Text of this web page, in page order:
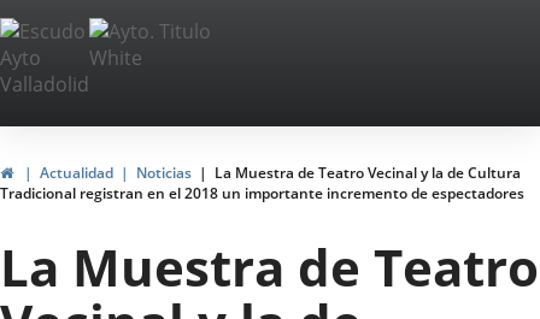
Portal
Web
del
Ayuntamiento
de
Valladolid
InicioActualidad Noticias
La Muestra de Teatro Vecinal y la de Cultura
Tradicional registran en el 2018 un importante incremento de espectadores
La Muestra de Teatro